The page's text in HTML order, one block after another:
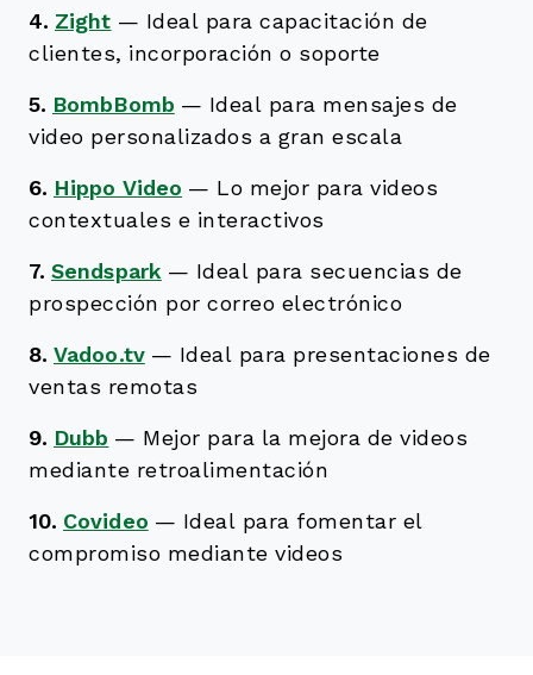
4. Zight — Ideal para capacitación de
clientes, incorporación o soporte
5. BombBomb — Ideal para mensajes de
video personalizados a gran escala
6. Hippo Video — Lo mejor para videos
contextuales e interactivos
7. Sendspark — Ideal para secuencias de
prospección por correo electrónico
8. Vadoo.tv — Ideal para presentaciones de
ventas remotas
9. Dubb — Mejor para la mejora de videos
mediante retroalimentación
10. Covideo — Ideal para fomentar el
compromiso mediante videos